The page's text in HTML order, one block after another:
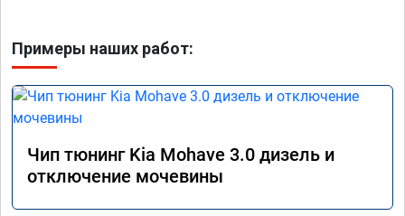
Примеры наших работ:
Чип тюнинг Kia Mohave 3.0 дизель и
отключение мочевины